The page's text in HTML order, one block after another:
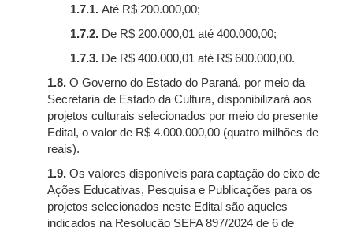
1.7.1.Até R$ 200.000,00;
1.7.2. De R$ 200.000,01 até 400.000,00;
1.7.3. De R$ 400.000,01 até R$ 600.000,00.
1.8. O Governo do Estado do Paraná, por meio da
Secretaria de Estado da Cultura, disponibilizará aos
projetos culturais selecionados por meio do presente
Edital, o valor de R$ 4.000.000,00 (quatro milhões de
reais).
1.9. Os valores disponíveis para captação do eixo de
Ações Educativas, Pesquisa e Publicações para os
projetos selecionados neste Edital são aqueles
indicados na Resolução SEFA 897/2024 de 6 de